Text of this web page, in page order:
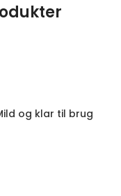
og klar til brug